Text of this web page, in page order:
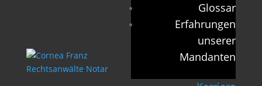
Glossar
Erfahrungen
unserer
Mandanten